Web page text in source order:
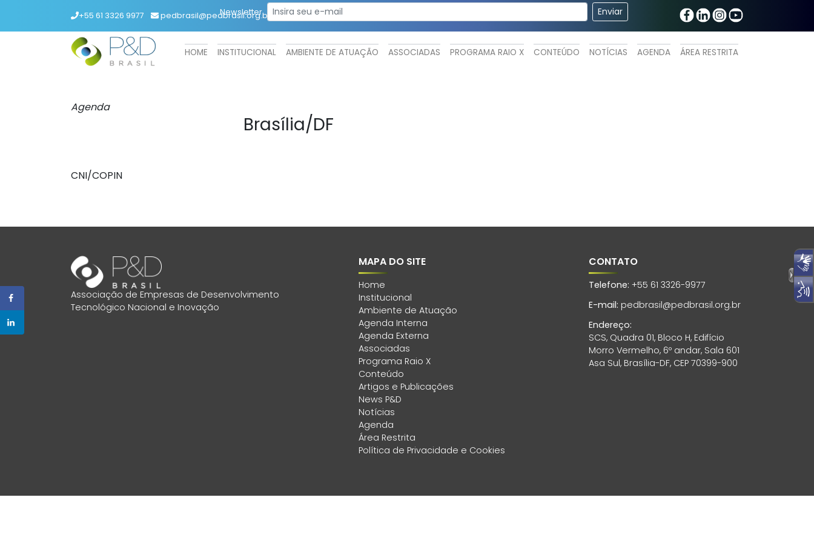
+55 61 3326 9977 pedbrasil@pedbrasil.org.br
Newsletter
HOME INSTITUCIONAL AMBIENTE DE ATUAÇÃO ASSOCIADAS PROGRAMA RAIO X CONTEÚDO NOTÍCIAS AGENDA ÁREA RESTRITA
Agenda
Brasília/DF
CNI/COPIN
Associação de Empresas de Desenvolvimento
Tecnológico Nacional e Inovação
MAPA DO SITE
Home
Institucional
Ambiente de Atuação
Agenda Interna
Agenda Externa
Associadas
Programa Raio X
Conteúdo
Artigos e Publicações
News P&D
Notícias
Agenda
Área Restrita
Política de Privacidade e Cookies
CONTATO
Telefone: +55 61 3326-9977
E-mail: pedbrasil@pedbrasil.org.br
Endereço:
SCS, Quadra 01, Bloco H, Edifício
Morro Vermelho, 6º andar, Sala 601
Asa Sul, Brasília-DF, CEP 70399-900